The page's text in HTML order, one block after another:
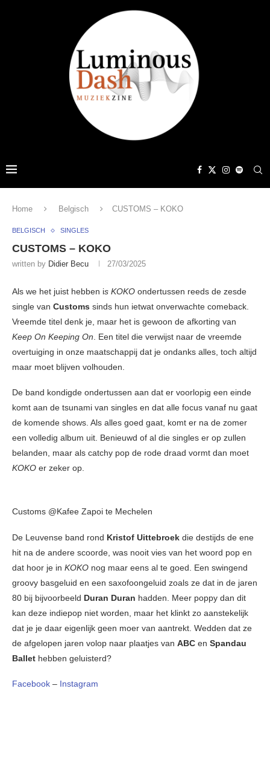
Home Belgisch CUSTOMS – KOKO
BELGISCH SINGLES
CUSTOMS – KOKO
written by Didier Becu 27/03/2025
Als we het juist hebben is KOKO ondertussen reeds de zesde
single van Customs sinds hun ietwat onverwachte comeback.
Vreemde titel denk je, maar het is gewoon de afkorting van
Keep On Keeping On. Een titel die verwijst naar de vreemde
overtuiging in onze maatschappij dat je ondanks alles, toch altijd
maar moet blijven volhouden.
De band kondigde ondertussen aan dat er voorlopig een einde
komt aan de tsunami van singles en dat alle focus vanaf nu gaat
de komende shows. Als alles goed gaat, komt er na de zomer
een volledig album uit. Benieuwd of al die singles er op zullen
belanden, maar als catchy pop de rode draad vormt dan moet
KOKO er zeker op.
Customs @Kafee Zapoi te Mechelen
De Leuvense band rond Kristof Uittebroek die destijds de ene
hit na de andere scoorde, was nooit vies van het woord pop en
dat hoor je in KOKO nog maar eens al te goed. Een swingend
groovy basgeluid en een saxofoongeluid zoals ze dat in de jaren
80 bij bijvoorbeeld Duran Duran hadden. Meer poppy dan dit
kan deze indiepop niet worden, maar het klinkt zo aanstekelijk
dat je je daar eigenlijk geen moer van aantrekt. Wedden dat ze
de afgelopen jaren volop naar plaatjes van ABC en Spandau
Ballet hebben geluisterd?
Facebook – Instagram